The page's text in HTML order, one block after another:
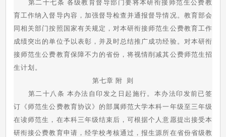
第二十七条 各级教育督导部门要将本研衔接师范生公费教
育工作纳入督导内容，加强督导检查并通报督导情况。教育部会
同相关部门按照国家有关规定，对本研衔接师范生公费教育工作
成绩突出的单位予以表彰，并及时总结推广成功经验。对本研衔
接师范生公费教育保障不力的省份，将视情削减其公费师范生招
生计划。
第七章 附 则
第二十八条 本办法自印发之日起施行。本办法印发前已签
订《师范生公费教育协议》的部属师范大学本科一年级至三年级
在读师范生，在本科三年级结束后，可根据个人意愿提出接受本
研衔接公费教育申请，经学校考核通过，报生源所在省份省级教